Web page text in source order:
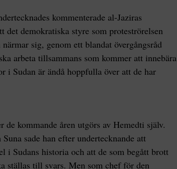
kommenterade al-Jaziras
det demokratiska styre som proteströrelsen
sig, genom ett blandat övergångsråd
arbeta tillsammans som kommer att innebära
i Sudan är ändå hoppfulla över att de har
kommande åren utgörs av Hemedti själv.
sade han efter undertecknande att
i Sudans historia och att de som begått brott
ställas till svars. Men som chef för den